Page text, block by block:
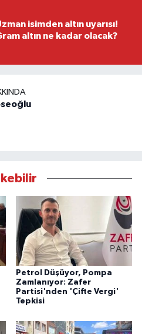
isimden altın uyarısı!
altın ne kadar olacak?
Petrol Düşüyor, Pompa
Zamlanıyor: Zafer
Partisi'nden 'Çifte Vergi'
Tepkisi